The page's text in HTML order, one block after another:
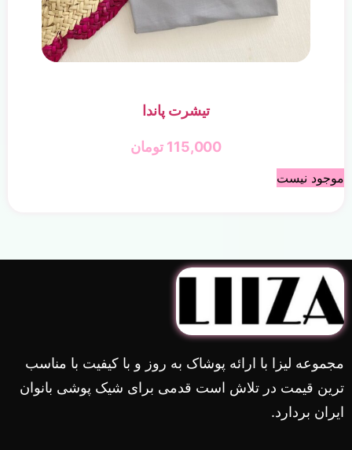
تیشرت پاندا
115,000 تومان
موجود نیست
مجموعه لیزا با ارائه پوشاک به روز و با کیفیت با مناسب
ترین قیمت در تلاش است قدمی برای شیک پوشی بانوان
ایران بردارد.